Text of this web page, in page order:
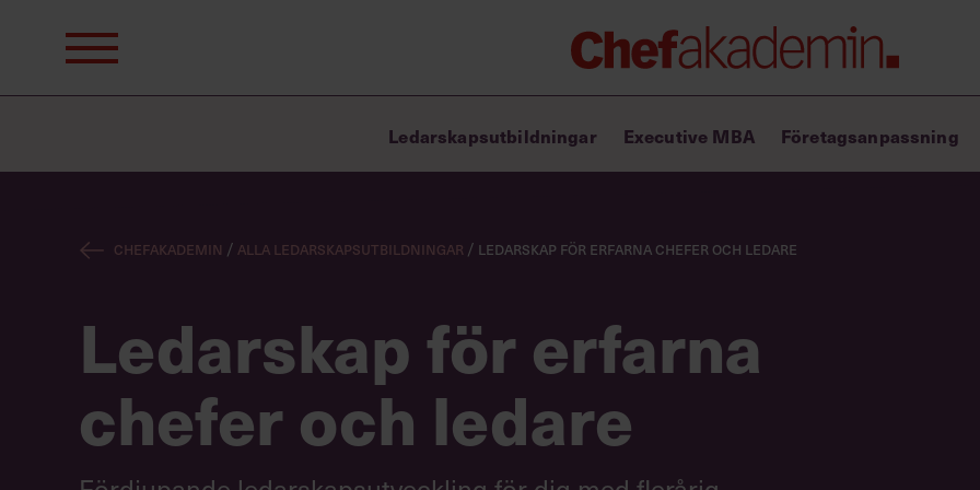
efter: Chefakademin+
Lyft ditt ledarskap med C+
Masterclass
Ledarskapstest
Ledarskapsutbildningar Executive MBA Företagsanpassning
Chefakademin /Alla ledarskapsutbildningar/ Ledarskap för erfarna chefer och ledare
Ledarskap för erfarna
chefer och ledare